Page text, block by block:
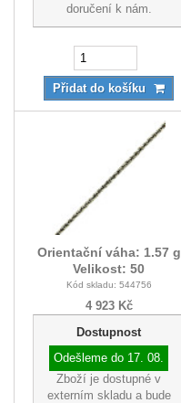
doručení k nám.
Přidat do košíku
Orientační váha: 1.57 g
Velikost: 50
Kód skladu: 544756
4 923 Kč
Dostupnost
Odešleme do 17. 08.
Zboží je dostupné v
externím skladu a bude